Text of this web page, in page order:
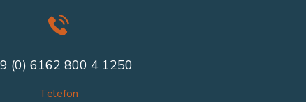
(0) 6162 800 4 1250
Telefon